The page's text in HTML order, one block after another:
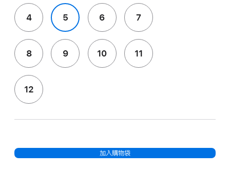
4 5 6 7
8 9 10 11
12
加入購物袋